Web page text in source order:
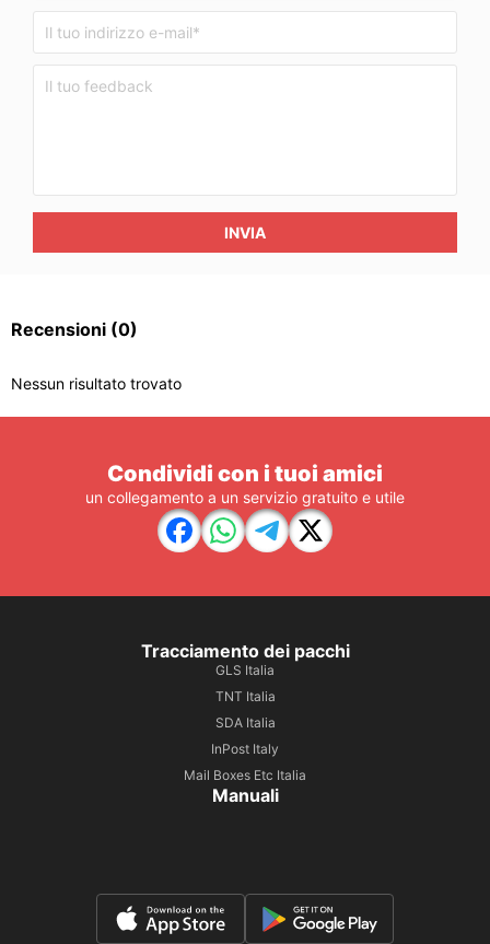
INVIA
Recensioni (0)
Nessun risultato trovato
Condividi con i tuoi amici
un collegamento a un servizio gratuito e utile
Tracciamento dei pacchi
GLS Italia
TNT Italia
SDA Italia
InPost Italy
Mail Boxes Etc Italia
Manuali